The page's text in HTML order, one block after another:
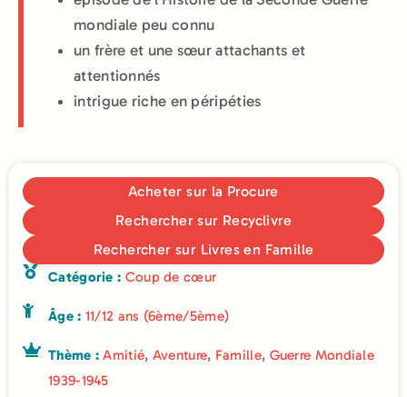
mondiale peu connu
un frère et une sœur attachants et
attentionnés
intrigue riche en péripéties
Acheter sur la Procure
Rechercher sur Recyclivre
Rechercher sur Livres en Famille
Catégorie : Coup de cœur
Âge : 11/12 ans (6ème/5ème)
Thème :Amitié, Aventure, Famille, Guerre Mondiale
1939-1945